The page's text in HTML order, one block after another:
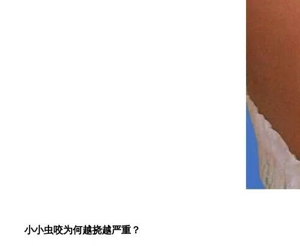
小小虫咬为何越挠越严重？